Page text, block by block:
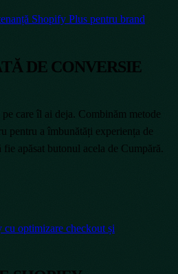
Shopify Plus pentru brand
DE CONVERSIE
care îl ai deja. Combinăm metode
pentru a îmbunătăți experiența de
apăsat butonul acela de Cumpără.
optimizare checkout și